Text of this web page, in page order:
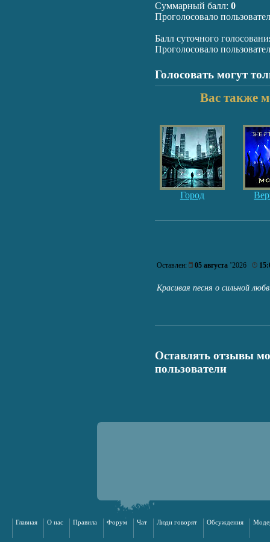
Суммарный балл: 0
Проголосовало
Балл суточного
Проголосовало
Голосовать могут
Вас также
Город
Оставлен: 05 августа ’2026
Красивая песня о сильной
Оставлять отзывы
пользователи
Главная О нас Правила Форум Чат Люди говорят Обсуждения